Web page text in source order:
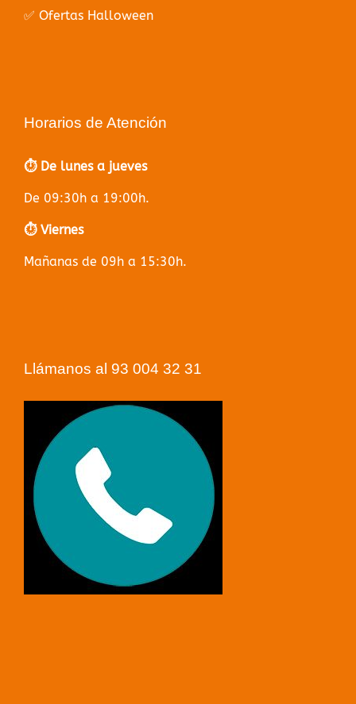
✅ Ofertas Halloween
Horarios de Atención
⏱️ De lunes a jueves
De 09:30h a 19:00h.
⏱️ Viernes
Mañanas de 09h a 15:30h.
Llámanos al 93 004 32 31